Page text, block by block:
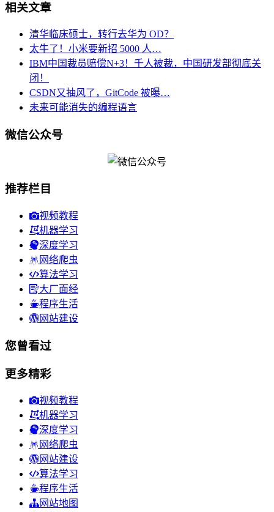
相关文章
清华临床硕士，转行去华为 OD？
太牛了！小米要新招 5000 人…
IBM中国裁员赔偿N+3！千人被裁，中国研发部彻底关
闭！
CSDN又抽风了，GitCode 被曝…
未来可能消失的编程语言
微信公众号
推荐栏目
视频教程
机器学习
深度学习
网络爬虫
算法学习
大厂面经
程序生活
网站建设
您曾看过
更多精彩
视频教程
机器学习
深度学习
网络爬虫
网站建设
算法学习
程序生活
网站地图